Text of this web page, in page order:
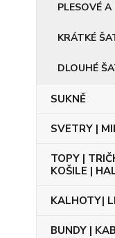
PLESOVÉ A
KRÁTKÉ
DLOUHÉ
SUKNĚ
SVETRY |
TOPY |
KOŠILE |
KALHOTY|
BUNDY |